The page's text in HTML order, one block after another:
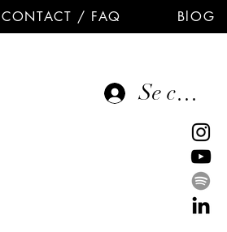
CONTACT / FAQ BlOG
Se